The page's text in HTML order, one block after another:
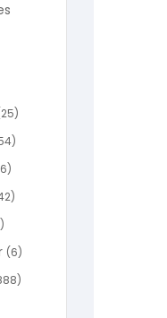
(6)